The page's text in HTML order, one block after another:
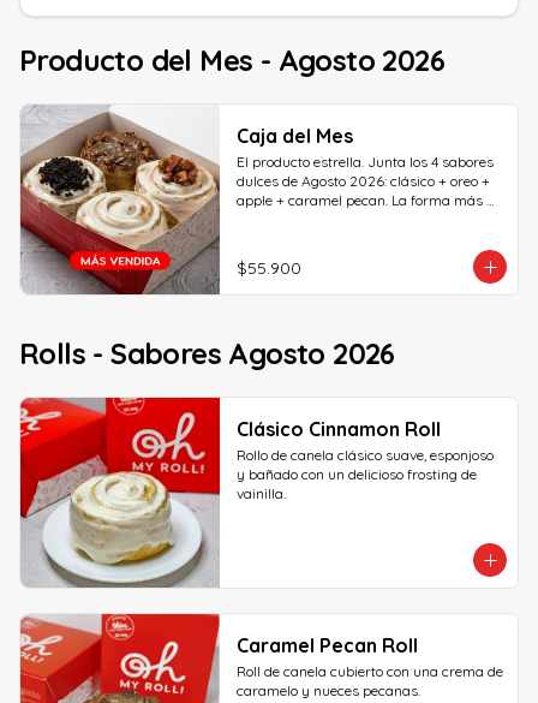
Producto del Mes - Agosto 2026
Caja del Mes
El producto estrella. Junta los 4 sabores
dulces de Agosto 2026: clásico + oreo +
apple + caramel pecan. La forma más
vayan!
$55.900
Rolls - Sabores Agosto 2026
Clásico Cinnamon Roll
Rollo de canela clásico suave, esponjoso
y bañado con un delicioso frosting de
vainilla.
Caramel Pecan Roll
Roll de canela cubierto con una crema de
caramelo y nueces pecanas.